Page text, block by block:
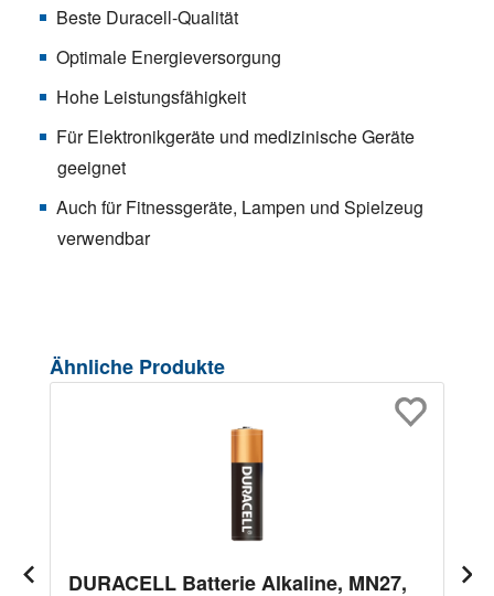
Beste Duracell-Qualität
Optimale Energieversorgung
Hohe Leistungsfähigkeit
Für Elektronikgeräte und medizinische Geräte
geeignet
Auch für Fitnessgeräte, Lampen und Spielzeug
verwendbar
Produktgalerie überspringen
Ähnliche Produkte
DURACELL Batterie Alkaline, MN27,